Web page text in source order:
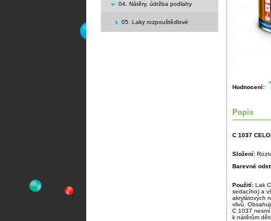
04. Nátěry, údržba podlahy
05. Laky rozpouštědlové
Hodnocení:
Popis
C 1037
Složení:
Barevné
Použití: Lak
sedacího) a
akrylátových
vlivů.
C 1037
k nátěrům